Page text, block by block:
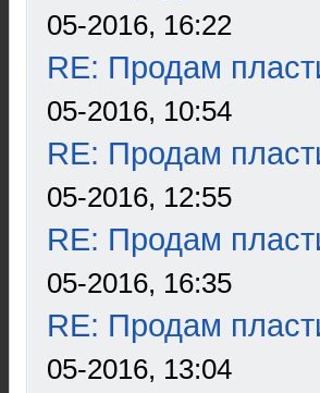
05-2016, 16:22
RE: Продам
05-2016, 10:54
RE: Продам
05-2016, 12:55
RE: Продам
05-2016, 16:35
RE: Продам
05-2016, 13:04